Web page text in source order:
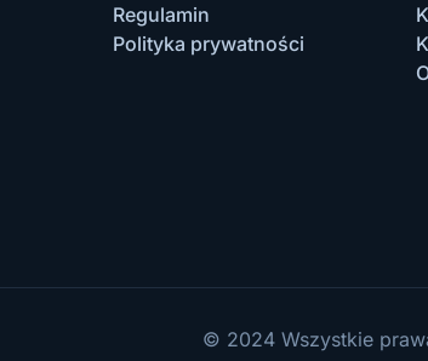
Regulamin
Polityka prywatności
© 2024 Wszystkie